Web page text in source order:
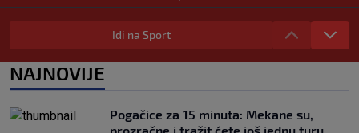
Izračunali smo koliko košta putovanje
automobilom na Hvar iz Zagreba, a
14
zdravstvenu iskaznicu". Kakva su prava
pacijenata izvan mjesta prebivališta?
Idi na Sport
NAJNOVIJE
Pogačice za 15 minuta: Mekane su,